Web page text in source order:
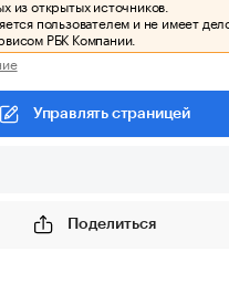
из открытых источников.
пользователем и не имеет
РБК Компании.
Управлять страницей
Поделиться